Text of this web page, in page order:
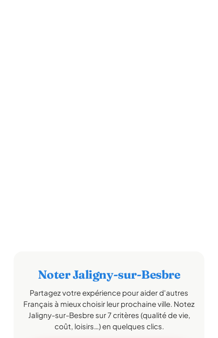
Noter Jaligny-sur-Besbre
Partagez votre expérience pour aider d'autres
Français à mieux choisir leur prochaine ville. Notez
Jaligny-sur-Besbre sur 7 critères (qualité de vie,
coût, loisirs…) en quelques clics.